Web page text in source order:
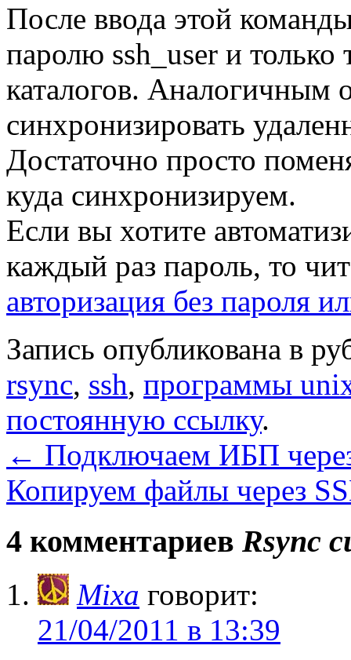
После ввода этой
паролю ssh_user и только
каталогов. Аналогичным
синхронизировать
Достаточно просто
куда синхронизируем.
Если вы хотите
каждый раз пароль, то
авторизация без пароля
Запись опубликована в
rsync, ssh, программы
постоянную ссылку.
← Подключаем ИБП
Копируем файлы через
4 комментариев Rsync
Mixa говорит:
21/04/2011 в 13:39